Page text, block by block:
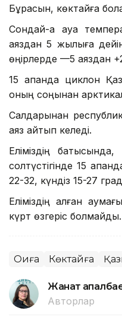
Бұрқасын, көктайғақ
Сондай-ақ ауа
аяздан 5 жылыға
өңірлерде —5 аяздан
15 ақпанда циклон
оның соңынан
Салдарынан
аяз қайтып келеді.
Еліміздің
солтүстігінде 15
22-32, күндіз 15-27
Еліміздің қалған
күрт өзгеріс болмайды.
Оқиға Көктайғақ
Жанат
Авторлар